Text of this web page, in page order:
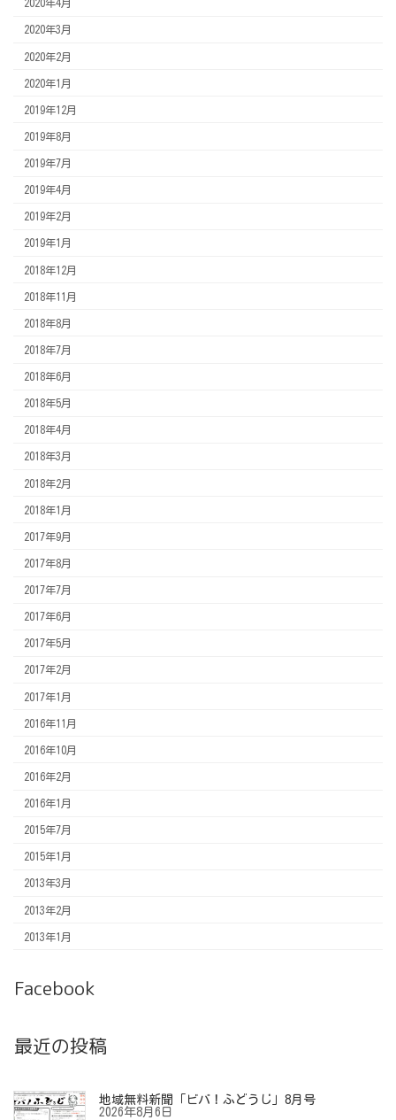
2020年4月
2020年3月
2020年2月
2020年1月
2019年12月
2019年8月
2019年7月
2019年4月
2019年2月
2019年1月
2018年12月
2018年11月
2018年8月
2018年7月
2018年6月
2018年5月
2018年4月
2018年3月
2018年2月
2018年1月
2017年9月
2017年8月
2017年7月
2017年6月
2017年5月
2017年2月
2017年1月
2016年11月
2016年10月
2016年2月
2016年1月
2015年7月
2015年1月
2013年3月
2013年2月
2013年1月
Facebook
最近の投稿
地域無料新聞「ビバ！ふどうじ」8月号
2026年8月6日